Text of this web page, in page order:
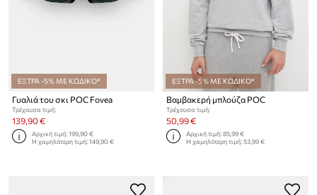
ΕΞΤΡΑ -5% ΜΕ ΚΩΔΙΚΟ*
Γυαλιά του σκι POC Fovea
Τρέχουσα τιμή:
139,90 €
Αρχική τιμή:199,90 €
Η χαμηλότερη τιμή:149,90 €
ΕΞΤΡΑ -5% ΜΕ ΚΩΔΙΚΟ*
Βαμβακερή μπλούζα POC
Τρέχουσα τιμή:
50,99 €
Αρχική τιμή:85,99 €
Η χαμηλότερη τιμή:53,99 €